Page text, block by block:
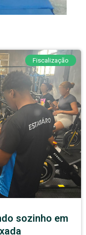
Fiscalização
sozinho em